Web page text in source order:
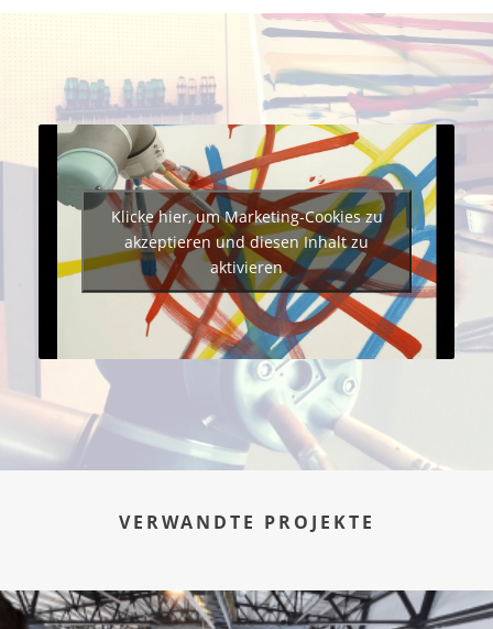
Klicke hier, um Marketing-Cookies zu
akzeptieren und diesen Inhalt zu
aktivieren
VERWANDTE PROJEKTE